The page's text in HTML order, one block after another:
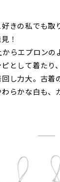
きの私でも取
！
らエプロンの
として着たり
し力大。古着
らかな白も、